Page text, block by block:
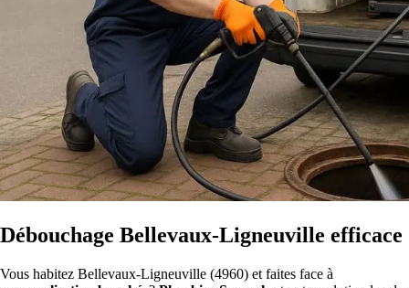
Débouchage Bellevaux-Ligneuville efficace
Vous habitez Bellevaux-Ligneuville (4960) et faites face à